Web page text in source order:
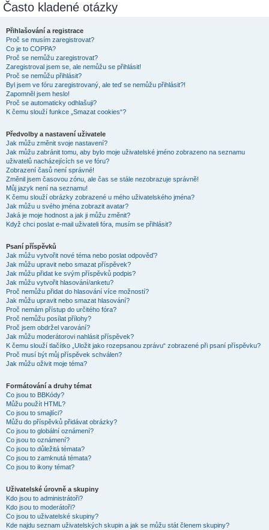
Často kladené otázky
Přihlašování a registrace
Proč se musím zaregistrovat?
Co je to COPPA?
Proč se nemůžu zaregistrovat?
Zaregistroval jsem se, ale nemůžu se přihlásit!
Proč se nemůžu přihlásit?
Byl jsem ve fóru zaregistrovaný, ale teď se nemůžu přihlásit?!
Zapomněl jsem heslo!
Proč se automaticky odhlašuji?
K čemu slouží funkce „Smazat cookies“?
Předvolby a nastavení uživatele
Jak můžu změnit svoje nastavení?
Jak můžu zabránit tomu, aby bylo moje uživatelské jméno zobrazeno na seznamu
uživatelů nacházejících se ve fóru?
Zobrazení časů není správné!
Změnil jsem časovou zónu, ale čas se stále nezobrazuje správně!
Můj jazyk není na seznamu!
K čemu slouží obrázky zobrazené u mého uživatelského jména?
Jak můžu u svého jména zobrazit avatar?
Jaká je moje hodnost a jak ji můžu změnit?
Když chci poslat e-mail uživateli fóra, musím se přihlásit?
Psaní příspěvků
Jak můžu vytvořit nové téma nebo poslat odpověď?
Jak můžu upravit nebo smazat příspěvek?
Jak můžu přidat ke svým příspěvků podpis?
Jak můžu vytvořit hlasování/anketu?
Proč nemůžu přidat do hlasování více možností?
Jak můžu upravit nebo smazat hlasování?
Proč nemám přístup do určitého fóra?
Proč nemůžu posílat přílohy?
Proč jsem obdržel varování?
Jak můžu moderátorovi nahlásit příspěvek?
K čemu slouží tlačítko „Uložit jako rozepsanou zprávu“ zobrazené při psaní příspěvku?
Proč musí být můj příspěvek schválen?
Jak můžu oživit moje téma?
Formátování a druhy témat
Co jsou to BBKódy?
Můžu použít HTML?
Co jsou to smajlíci?
Můžu do příspěvků přidávat obrázky?
Co jsou to globální oznámení?
Co jsou to oznámení?
Co jsou to důležitá témata?
Co jsou to zamknutá témata?
Co jsou to ikony témat?
Uživatelské úrovně a skupiny
Kdo jsou to administrátoři?
Kdo jsou to moderátoři?
Co jsou to uživatelské skupiny?
Kde najdu seznam uživatelských skupin a jak se můžu stát členem skupiny?